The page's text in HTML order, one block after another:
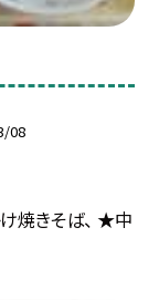
08
焼きそば、 ★中